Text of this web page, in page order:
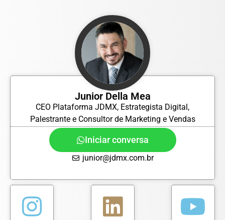
Junior Della Mea
CEO Plataforma JDMX, Estrategista Digital,
Palestrante e Consultor de Marketing e Vendas
Iniciar conversa
junior@jdmx.com.br